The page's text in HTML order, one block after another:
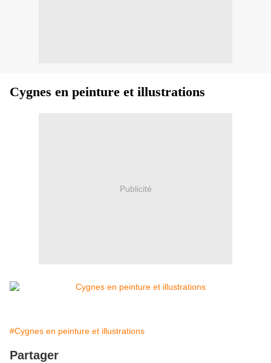
Cygnes en peinture et illustrations
Publicité
#Cygnes en peinture et illustrations
Partager